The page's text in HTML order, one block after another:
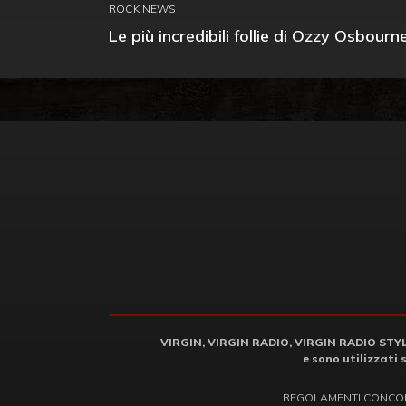
ROCK NEWS
Le più incredibili follie di Ozzy
VIRGIN, VIRGIN RADIO, VIRGIN RADIO
e sono utilizzati
REGOLAMENTI